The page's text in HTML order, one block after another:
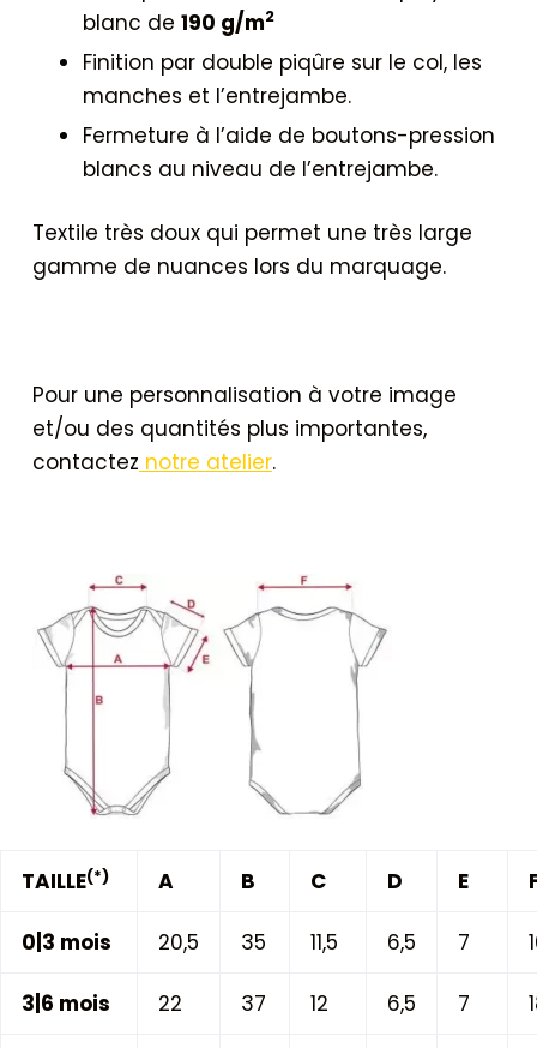
blanc de190 g/m2
Finition par double piqûre sur le col, les
manches et l’entrejambe.
Fermeture à l’aide de boutons-pression
blancs au niveau de l’entrejambe.
Textile très doux qui permet une très large
gamme de nuances lors du marquage.
Pour une personnalisation à votre image
et/ou des quantités plus importantes,
contactez notre atelier.
TAILLE(*) A B C D E
0|3 mois 20,5 35 11,5 6,5 7
3|6 mois 22 37 12 6,5 7